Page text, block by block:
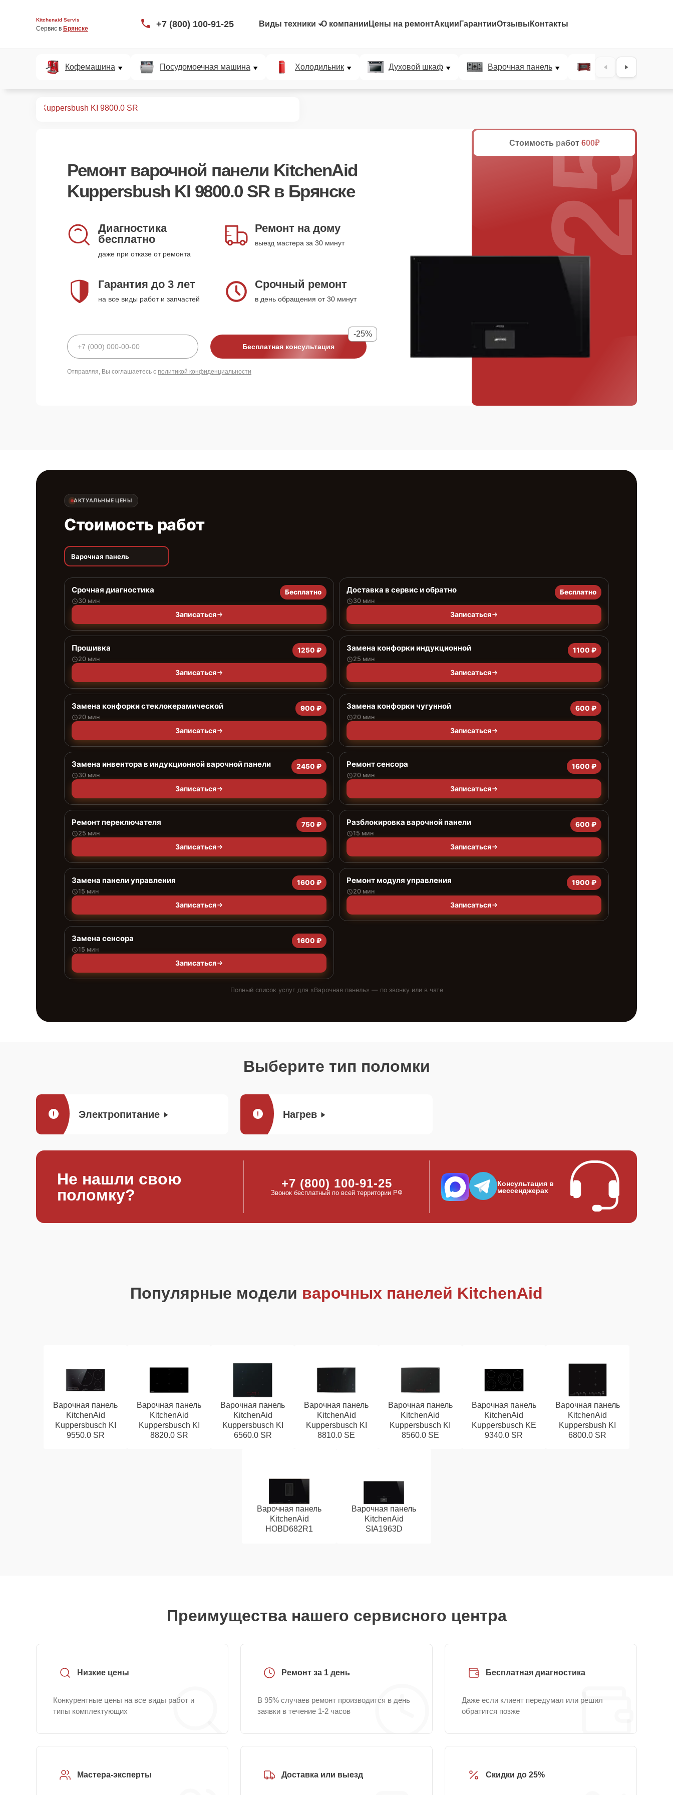
Kitchenaid Servis
Сервис в Брянске +7 (800) 100-91-25 Виды техники О компании Цены на ремонтАкции ГарантииОтзывы Контакты
Кофемашина Посудомоечная машина Холодильник Духовой шкаф Варочная панель Микроволновая
Kuppersbush KI 9800.0 SR
Ремонт варочной панели KitchenAid
Kuppersbush KI 9800.0 SR в Брянске
Диагностика
бесплатно
даже при отказе от ремонта
Ремонт на дому
выезд мастера за 30 минут
Гарантия до 3 лет
на все виды работ и запчастей
Срочный ремонт
в день обращения от 30 минут
Бесплатная консультация
-25%
Отправляя, Вы соглашаетесь с политикой конфиденциальности
Стоимость работ 600₽
25%
АКТУАЛЬНЫЕ ЦЕНЫ
Стоимость работ
Варочная панель
Срочная диагностика
30 мин
Бесплатно
Записаться
Доставка в сервис и обратно
30 мин
Бесплатно
Записаться
Прошивка
20 мин
1250 ₽
Записаться
Замена конфорки индукционной
25 мин
1100 ₽
Записаться
Замена конфорки стеклокерамической
20 мин
900 ₽
Записаться
Замена конфорки чугунной
20 мин
600 ₽
Записаться
Замена инвентора в индукционной варочной панели
30 мин
2450 ₽
Записаться
Ремонт сенсора
20 мин
1600 ₽
Записаться
Ремонт переключателя
25 мин
750 ₽
Записаться
Разблокировка варочной панели
15 мин
600 ₽
Записаться
Замена панели управления
15 мин
1600 ₽
Записаться
Ремонт модуля управления
20 мин
1900 ₽
Записаться
Замена сенсора
15 мин
1600 ₽
Записаться
Полный список услуг для «Варочная панель» — по звонку или в чате
Выберите тип поломки
Электропитание Нагрев
Не нашли свою
поломку?
+7 (800) 100-91-25
Звонок бесплатный по всей территории РФ
Консультация в
мессенджерах
Популярные модели варочных панелей KitchenAid
Варочная панель
KitchenAid
Kuppersbusch KI
9550.0 SR
Варочная панель
KitchenAid
Kuppersbusch KI
8820.0 SR
Варочная панель
KitchenAid
Kuppersbusch KI
6560.0 SR
Варочная панель
KitchenAid
Kuppersbusch KI
8810.0 SE
Варочная панель
KitchenAid
Kuppersbusch KI
8560.0 SE
Варочная панель
KitchenAid
Kuppersbusch KE
9340.0 SR
Варочная панель
KitchenAid
Kuppersbush KI
6800.0 SR
Варочная панель
KitchenAid
HOBD682R1
Варочная панель
KitchenAid
SIA1963D
Преимущества нашего сервисного центра
Низкие цены
Конкурентные цены на все виды работ и
типы комплектующих
Ремонт за 1 день
В 95% случаев ремонт производится в день
заявки в течение 1-2 часов
Бесплатная диагностика
Даже если клиент передумал или решил
обратится позже
Мастера-эксперты Доставка или выезд Скидки до 25%